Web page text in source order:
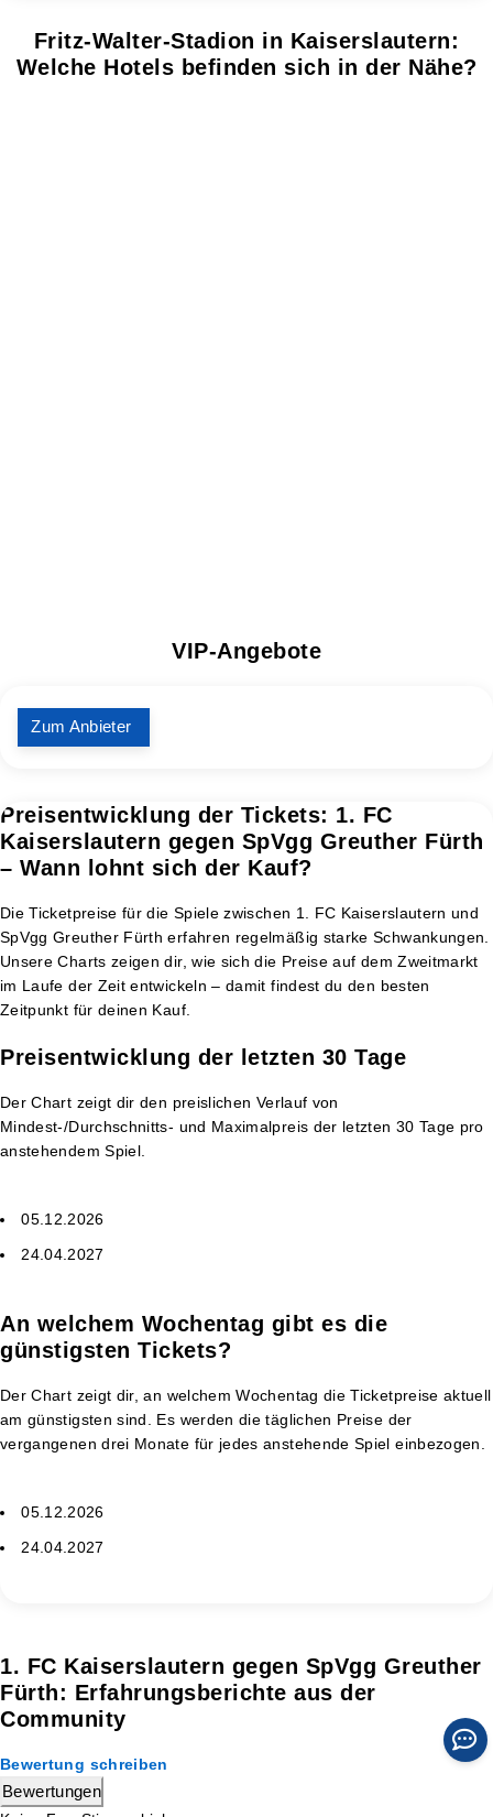
Fritz-Walter-Stadion in Kaiserslautern:
Welche Hotels befinden sich in der Nähe?
VIP-Angebote
Zum Anbieter
Preisentwicklung der Tickets: 1. FC
Kaiserslautern gegen SpVgg Greuther Fürth
– Wann lohnt sich der Kauf?
Die Ticketpreise für die Spiele zwischen 1. FC Kaiserslautern und
SpVgg Greuther Fürth erfahren regelmäßig starke Schwankungen.
Unsere Charts zeigen dir, wie sich die Preise auf dem Zweitmarkt
im Laufe der Zeit entwickeln – damit findest du den besten
Zeitpunkt für deinen Kauf.
Preisentwicklung der letzten 30 Tage
Der Chart zeigt dir den preislichen Verlauf von
Mindest-/Durchschnitts- und Maximalpreis der letzten 30 Tage pro
anstehendem Spiel.
05.12.2026
24.04.2027
An welchem Wochentag gibt es die
günstigsten Tickets?
Der Chart zeigt dir, an welchem Wochentag die Ticketpreise aktuell
am günstigsten sind. Es werden die täglichen Preise der
vergangenen drei Monate für jedes anstehende Spiel einbezogen.
05.12.2026
24.04.2027
1. FC Kaiserslautern gegen SpVgg Greuther
Fürth: Erfahrungsberichte aus der
Community
Bewertung schreiben
Bewertungen